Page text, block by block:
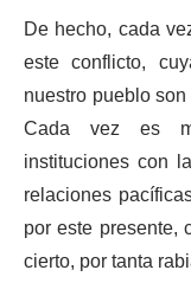
De hecho, cada
este conflicto,
nuestro pueblo
Cada vez es
instituciones con
relaciones
por este presente,
cierto, por tanta